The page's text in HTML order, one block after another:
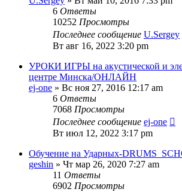
6 Ответы
10252 Просмотры
Последнее сообщение U.Sergey
Вт авг 16, 2022 3:20 pm
УРОКИ ИГРЫ на акустической и
центре Минска/ОНЛАЙН
ej-one » Вс ноя 27, 2016 12:17 am
6 Ответы
7068 Просмотры
Последнее сообщение ej-one
Вт июл 12, 2022 3:17 pm
Обучение на Ударных-
geshin » Чт мар 26, 2020 7:27 am
11 Ответы
6902 Просмотры